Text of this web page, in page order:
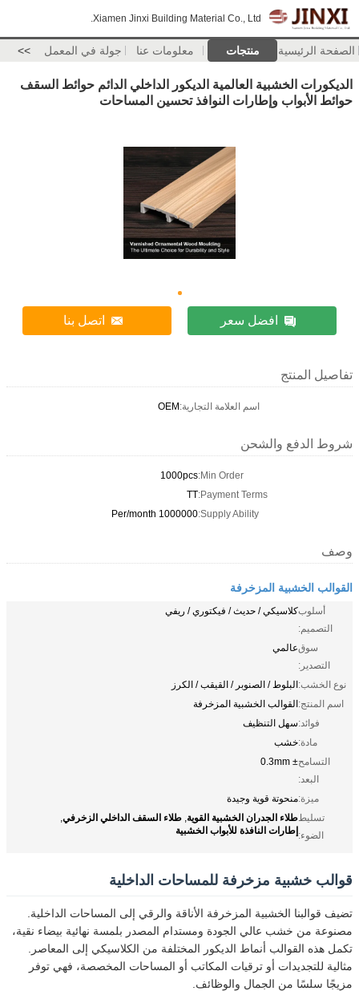
Xiamen Jinxi Building Material Co., Ltd.
الصفحة الرئيسية منتجات معلومات عنا جولة في المعمل >>
الديكورات الخشبية العالمية الديكور الداخلي الدائم حوائط السقف
حوائط الأبواب وإطارات النوافذ تحسين المساحات
افضل سعر اتصل بنا
تفاصيل المنتج
اسم العلامة التجارية:OEM
شروط الدفع والشحن
Min Order:
1000pcs
Payment Terms:
TT
Supply Ability:
1000000 Per/month
وصف
القوالب الخشبية المزخرفة
أسلوب
التصميم:
كلاسيكي / حديث / فيكتوري / ريفي
سوق
التصدير:
عالمي
نوع الخشب:البلوط / الصنوبر / القيقب / الكرز
اسم المنتج:القوالب الخشبية المزخرفة
فوائد:سهل التنظيف
مادة:خشب
التسامح
البعد:
± 0.3mm
ميزة:منحوتة قوية وجيدة
تسليط
الضوء:
طلاء الجدران الخشبية القوية, طلاء السقف الداخلي الزخرفي,
إطارات النافذة للأبواب الخشبية
قوالب خشبية مزخرفة للمساحات الداخلية
تضيف قوالبنا الخشبية المزخرفة الأناقة والرقي إلى المساحات الداخلية.
مصنوعة من خشب عالي الجودة ومستدام المصدر بلمسة نهائية بيضاء نقية،
تكمل هذه القوالب أنماط الديكور المختلفة من الكلاسيكي إلى المعاصر.
مثالية للتجديدات أو ترقيات المكاتب أو المساحات المخصصة، فهي توفر
مزيجًا سلسًا من الجمال والوظائف.